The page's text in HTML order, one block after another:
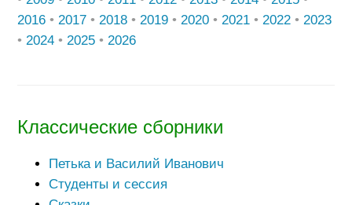
2016 • 2017 • 2018 • 2019 • 2020 • 2021 • 2022 • 2023
• 2024 • 2025 • 2026
Классические сборники
Петька и Василий Иванович
Студенты и сессия